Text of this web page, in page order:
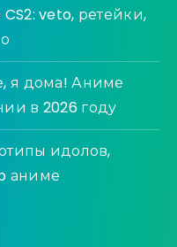
veto, ретейки,
я дома! Аниме
в 2026 году
идолов,
аниме